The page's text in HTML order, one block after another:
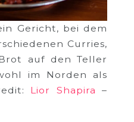
Gericht, bei dem
Curries,
auf den Teller
im Norden als
Lior Shapira –